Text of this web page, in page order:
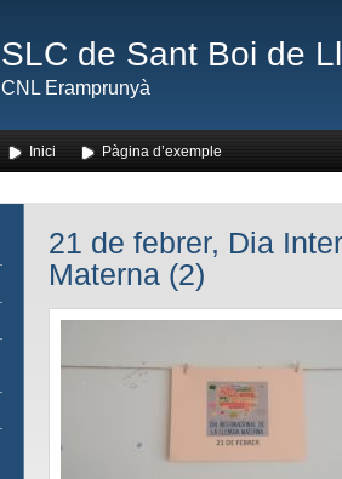
SLC de Sant Boi de
CNL Eramprunyà
Inici Pàgina d’exemple
21 de febrer, Dia
Materna (2)